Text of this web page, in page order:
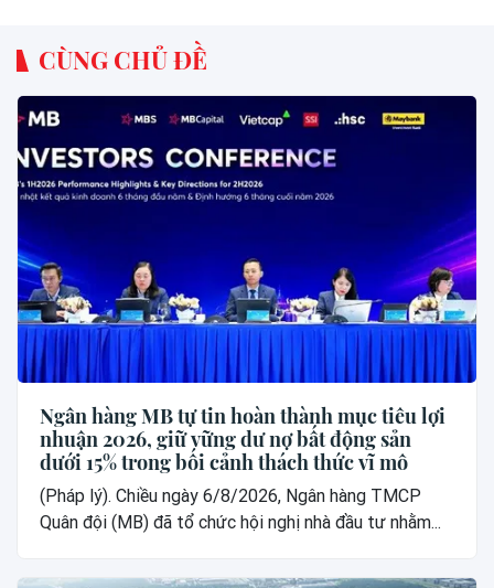
CÙNG CHỦ ĐỀ
Ngân hàng MB tự tin hoàn thành mục tiêu lợi
nhuận 2026, giữ vững dư nợ bất động sản
dưới 15% trong bối cảnh thách thức vĩ mô
(Pháp lý). Chiều ngày 6/8/2026, Ngân hàng TMCP
Quân đội (MB) đã tổ chức hội nghị nhà đầu tư nhằm...